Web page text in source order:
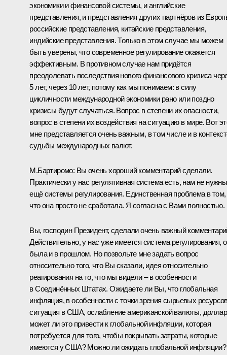
экономики и финансовой системы, и английские
представления, и представления других партнёров из
российские представления, китайские представления,
индийские представления. Только в этом случае мы можем
быть уверены, что современное регулирование окажется
эффективным. В противном случае нам придётся
преодолевать последствия нового финансового кризиса
5 лет, через 10 лет, потому как мы понимаем: в силу
цикличности международной экономики рано или поздно
кризисы будут случаться. Вопрос в степени их опасности,
вопрос в степени их воздействия на ситуацию в мире. Вот
мне представляется очень важным, в том числе и в
судьбы международных валют.
М.Бартиромо: Вы очень хороший комментарий сделали.
Практически у нас регулятивная система есть, нам не нужны
ещё системы регулирования. Единственная проблема в том,
что она просто не сработала. Я согласна с Вами полностью.
Вы, господин Президент, сделали очень важный
Действительно, у нас уже имеется система регулирования,
была и в прошлом. Но позвольте мне задать вопрос
относительно того, что Вы сказали, идея относительно
реагирования на то, что мы видели – в особенности
в Соединённых Штатах. Ожидаете ли Вы, что глобальная
инфляция, в особенности с точки зрения сырьевых
ситуация в США, ослабление американской валюты,
может ли это привести к глобальной инфляции, которая
потребуется для того, чтобы покрывать затраты, которые
имеются у США? Можно ли ожидать глобальной инфляции?